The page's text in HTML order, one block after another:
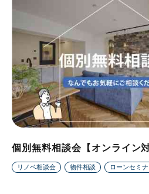
個別無料相談会【オンライン
リノベ相談会 物件相談 ローンセミ